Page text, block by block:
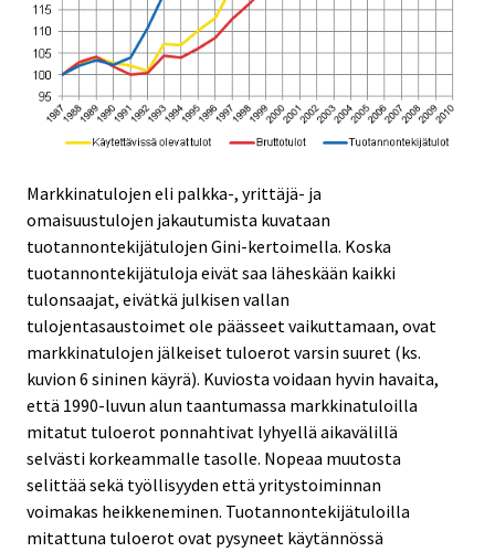
Markkinatulojen eli palkka-, yrittäjä- ja
omaisuustulojen jakautumista kuvataan
tuotannontekijätulojen Gini-kertoimella. Koska
tuotannontekijätuloja eivät saa läheskään kaikki
tulonsaajat, eivätkä julkisen vallan
tulojentasaustoimet ole päässeet vaikuttamaan, ovat
markkinatulojen jälkeiset tuloerot varsin suuret (ks.
kuvion 6 sininen käyrä). Kuviosta voidaan hyvin havaita,
että 1990-luvun alun taantumassa markkinatuloilla
mitatut tuloerot ponnahtivat lyhyellä aikavälillä
selvästi korkeammalle tasolle. Nopeaa muutosta
selittää sekä työllisyyden että yritystoiminnan
voimakas heikkeneminen. Tuotannontekijätuloilla
mitattuna tuloerot ovat pysyneet käytännössä